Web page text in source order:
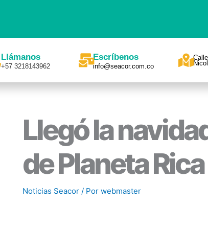
Llámanos
+57 3218143962
Escríbenos
info@seacor.com.co
Llegó la
de Planeta Rica
Noticias Seacor / Por webmaster